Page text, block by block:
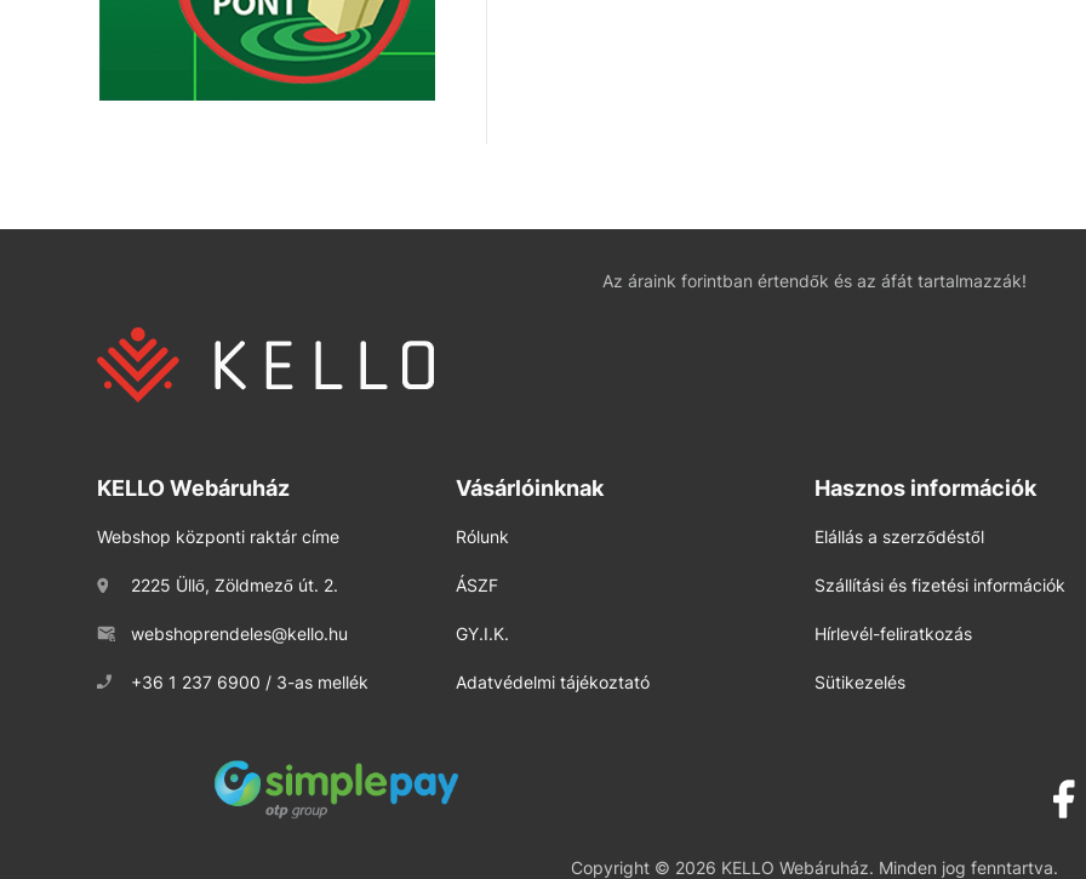
Az áraink forintban értendők és az áfát tartalmazzák!
KELLO Webáruház
Webshop központi raktár címe
2225 Üllő, Zöldmező út. 2.
webshoprendeles@kello.hu
+36 1 237 6900 / 3-as mellék
Vásárlóinknak
Rólunk
ÁSZF
GY.I.K.
Adatvédelmi tájékoztató
Hasznos információk
Elállás a szerződéstől
Szállítási és fizetési információk
Hírlevél-feliratkozás
Sütikezelés
Copyright © 2026 KELLO Webáruház. Minden jog fenntartva.